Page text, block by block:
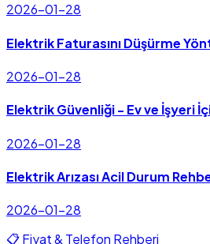
2026-01-28
Elektrik Faturasını Düşürme
2026-01-28
Elektrik Güvenliği - Ev ve İşyeri
2026-01-28
Elektrik Arızası Acil Durum
2026-01-28
📋 Fiyat & Telefon Rehberi